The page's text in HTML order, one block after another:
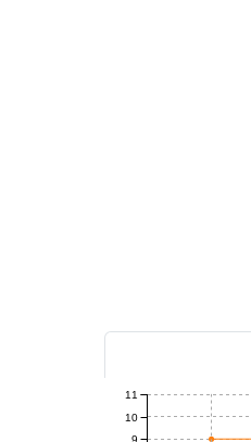
9
10
11